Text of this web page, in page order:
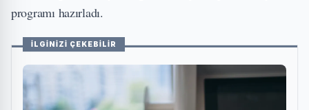
programı hazırladı.
İLGİNİZİ ÇEKEBİLİR